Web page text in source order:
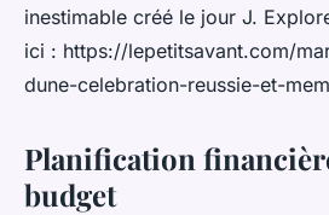
inestimable créé le jour J.
ici : https://lepetitsavant.com/
dune-celebration-reussie-et-
Planification
budget